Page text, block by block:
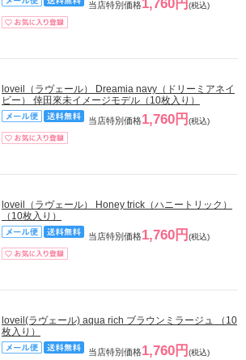
当店特別価格1,760円 (税込)
loveil（ラヴェール） Dreamia navy（ドリーミアネイ
ビー） 倖田來未イメージモデル（10枚入り）
当店特別価格1,760円 (税込)
loveil（ラヴェール） Honey trick（ハニートリック）
（10枚入り）
当店特別価格1,760円 (税込)
loveil(ラヴェール) aqua rich ブラウンミラージュ （10
枚入り）
当店特別価格1,760円 (税込)